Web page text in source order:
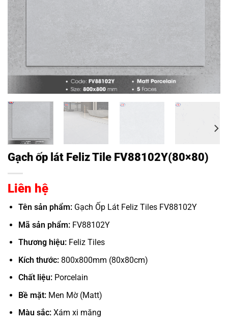
Gạch ốp lát Feliz Tile FV88102Y(80×80)
Liên hệ
Tên sản phẩm:Gạch Ốp Lát Feliz Tiles FV88102Y
Mã sản phẩm:FV88102Y
Thương hiệu:Feliz Tiles
Kích thước:800x800mm (80x80cm)
Chất liệu:Porcelain
Bề mặt:Men Mờ (Matt)
Màu sắc:Xám xi măng